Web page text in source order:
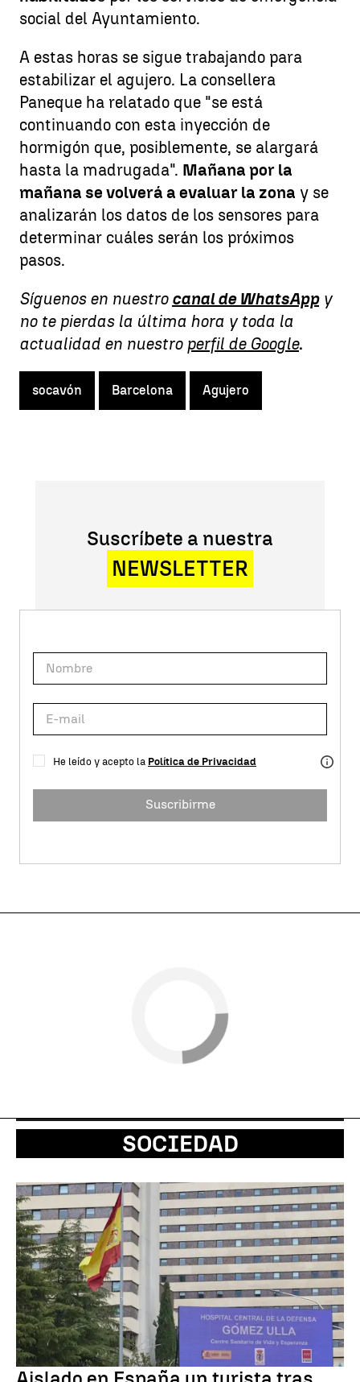
social del Ayuntamiento.
A estas horas se sigue trabajando para
estabilizar el agujero. La consellera
Paneque ha relatado que "se está
continuando con esta inyección de
hormigón que, posiblemente, se alargará
hasta la madrugada". Mañana por la
mañana se volverá a evaluar la zona y se
analizarán los datos de los sensores para
determinar cuáles serán los próximos
pasos.
Síguenos en nuestro canal de WhatsAppy
no te pierdas la última hora y toda la
actualidad en nuestro perfil de Google.
socavón Barcelona Agujero
Suscríbete a nuestra
NEWSLETTER
He leído y acepto la Política de Privacidad
Suscribirme
SOCIEDAD